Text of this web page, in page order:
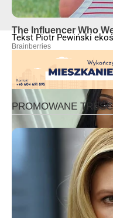
Tekst Piotr Pewiński